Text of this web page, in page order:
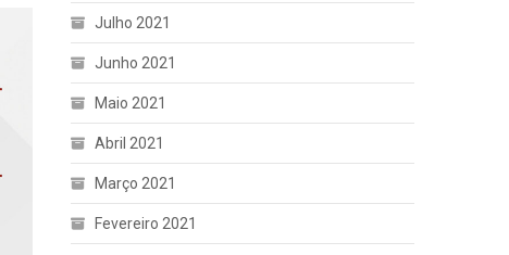
Julho 2021
Junho 2021
Maio 2021
Abril 2021
Março 2021
Fevereiro 2021